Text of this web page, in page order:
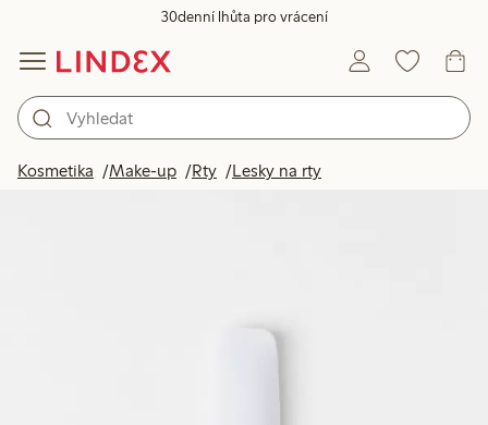
30denní lhůta pro vrácení
Kosmetika Make-up Rty Lesky na rty